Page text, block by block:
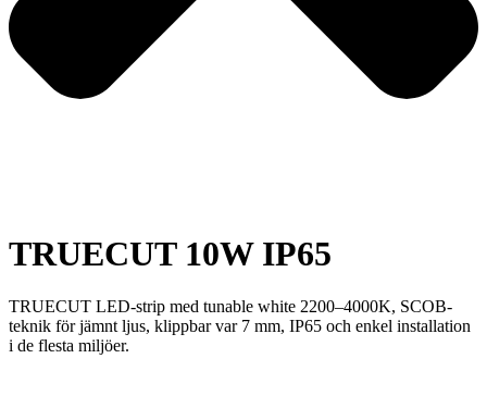
TRUECUT 10W IP65
TRUECUT LED-strip med tunable white 2200–4000K, SCOB-
teknik för jämnt ljus, klippbar var 7 mm, IP65 och enkel installation
i de flesta miljöer.